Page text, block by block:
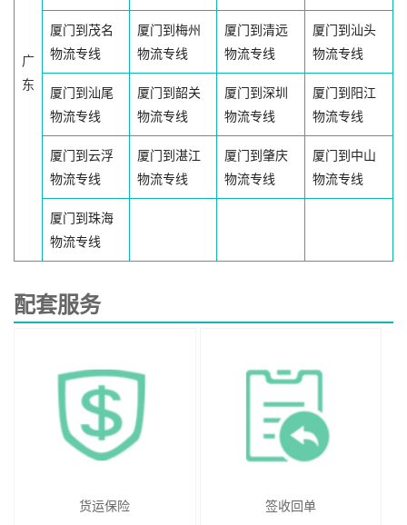
广
东
厦门到茂名
物流专线
厦门到梅州
物流专线
厦门到清远
物流专线
厦门到汕头
物流专线
厦门到汕尾
物流专线
厦门到韶关
物流专线
厦门到深圳
物流专线
厦门到阳江
物流专线
厦门到云浮
物流专线
厦门到湛江
物流专线
厦门到肇庆
物流专线
厦门到中山
物流专线
厦门到珠海
物流专线
配套服务
货运保险 签收回单